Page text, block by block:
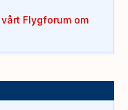
Flygforum om